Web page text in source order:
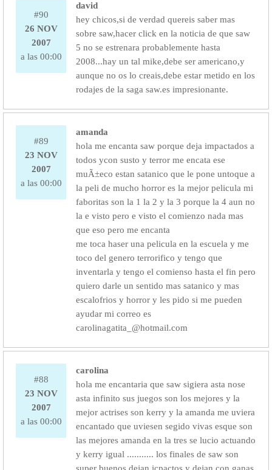
#90
26 NOV
2007
a las 00:00
david
hey chicos,si de verdad quereis saber mas
sobre saw,hacer click en la noticia de que saw
5 no se estrenara probablemente hasta
2008...hay un tal mike,debe ser americano,y
aunque no os lo creais,debe estar metido en los
rodajes de la saga saw.es impresionante.
#89
23 NOV
2007
a las 00:00
amanda
hola me encanta saw porque deja impactados a
todos ycon susto y terror me encata ese
muÃ±eco estan satanico que le pone untoque a
la peli de mucho horror es la mejor pelicula mi
faboritas son la 1 la 2 y la 3 porque la 4 aun no
la e visto pero e visto el comienzo nada mas
que eso pero me encanta
me toca haser una pelicula en la escuela y me
toco del genero terrorifico y tengo que
inventarla y tengo el comienso hasta el fin pero
quiero darle un sentido mas satanico y mas
escalofrios y horror y les pido si me pueden
ayudar mi correo es
carolinagatita_@hotmail.com
#88
23 NOV
2007
a las 00:00
carolina
hola me encantaria que saw sigiera asta nose
asta infinito sus juegos son los mejores y la
mejor actrises son kerry y la amanda me uviera
encantado que uviesen segido vivas esque son
las mejores amanda en la tres se lucio actuando
y kerry igual ........... los finales de saw son